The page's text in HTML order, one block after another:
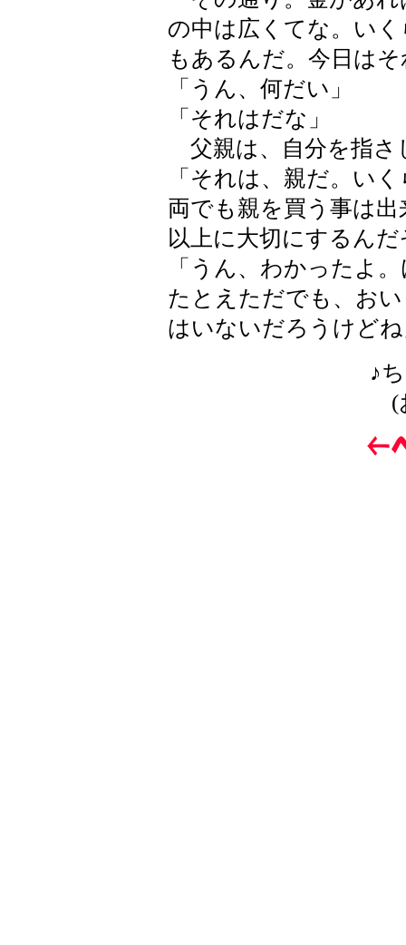
の中は広くてな。い
もあるんだ。今日は
「うん、何だい」
「それはだな」
父親は、自分を指さ
「それは、親だ。い
両でも親を買う事は
以上に大切にするんだ
「うん、わかったよ
たとえただでも、お
はいないだろうけど
♪
(